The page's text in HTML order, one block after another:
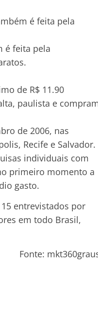
é feita pela
é feita pela
de R$ 11.90
paulista e
de 2006, nas
Recife e Salvador.
individuais com
primeiro momento a
gasto.
entrevistados por
em todo Brasil,
Fonte: